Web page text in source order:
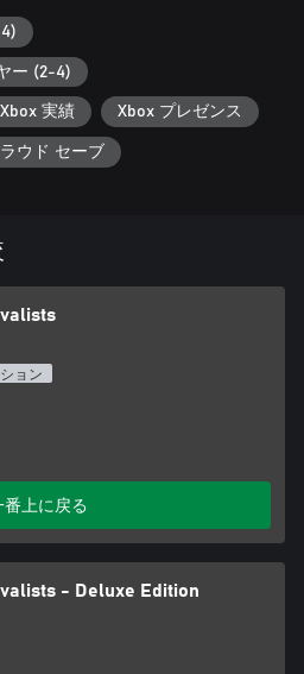
糧やアイテム、建設用の木など
ほしい？迫り来る敵を全滅させ
は、島中に点在する神殿のどこ
だし、お宝を手にするのは簡単
ー (2-4)
Xbox 実績 Xbox プレゼンス
ウド セーブ
ョン
番上に戻る
- Deluxe Edition